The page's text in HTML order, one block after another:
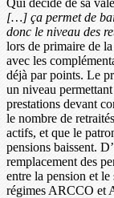
[…] ça permet de
donc le niveau des
lors de primaire de
avec les
déjà par points. Le
un niveau
prestations devant
le nombre de
actifs, et que le
pensions baissent.
remplacement des
entre la pension et le
régimes ARCCO et